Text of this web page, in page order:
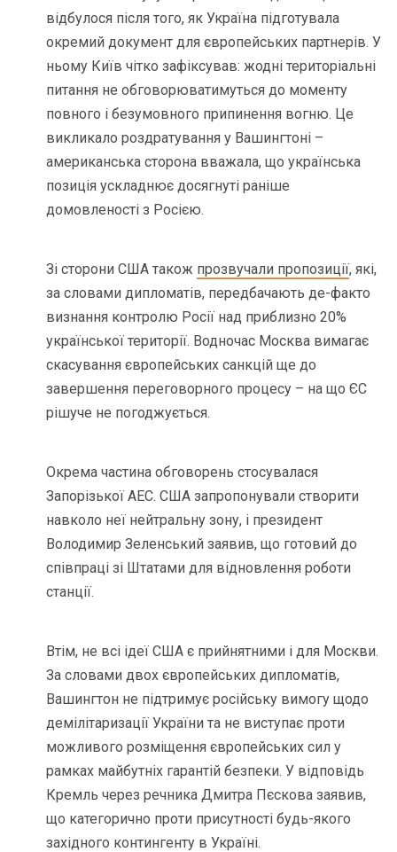
відбулося після того, як Україна підготувала
окремий документ для європейських партнерів. У
ньому Київ чітко зафіксував: жодні територіальні
питання не обговорюватимуться до моменту
повного і безумовного припинення вогню. Це
викликало роздратування у Вашингтоні –
американська сторона вважала, що українська
позиція ускладнює досягнуті раніше
домовленості з Росією.
Зі сторони США також прозвучали пропозиції, які,
за словами дипломатів, передбачають де-факто
визнання контролю Росії над приблизно 20%
української території. Водночас Москва вимагає
скасування європейських санкцій ще до
завершення переговорного процесу – на що ЄС
рішуче не погоджується.
Окрема частина обговорень стосувалася
Запорізької АЕС. США запропонували створити
навколо неї нейтральну зону, і президент
Володимир Зеленський заявив, що готовий до
співпраці зі Штатами для відновлення роботи
станції.
Втім, не всі ідеї США є прийнятними і для Москви.
За словами двох європейських дипломатів,
Вашингтон не підтримує російську вимогу щодо
демілітаризації України та не виступає проти
можливого розміщення європейських сил у
рамках майбутніх гарантій безпеки. У відповідь
Кремль через речника Дмитра Пєскова заявив,
що категорично проти присутності будь-якого
західного контингенту в Україні.